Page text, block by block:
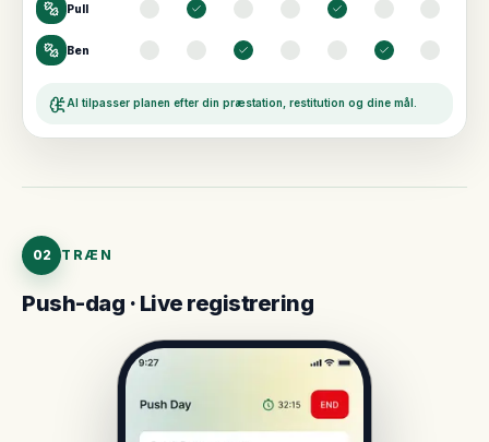
Pull
Ben
AI tilpasser planen efter din præstation, restitution og dine mål.
02 TRÆN
Push-dag · Live registrering